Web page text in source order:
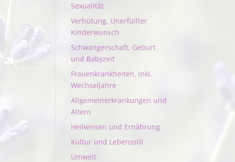
Sexualität
Verhütung, Unerfüllter
Kinderwunsch
Schwangerschaft, Geburt
und Babyzeit
Frauenkrankheiten, inkl.
Wechseljahre
Allgemeinerkrankungen und
Altern
Heilwissen und Ernährung
Kultur und Lebensstil
Umwelt